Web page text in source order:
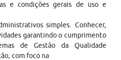
e condições gerais de uso e
simples. Conhecer,
garantindo o cumprimento
de Gestão da Qualidade
com foco na